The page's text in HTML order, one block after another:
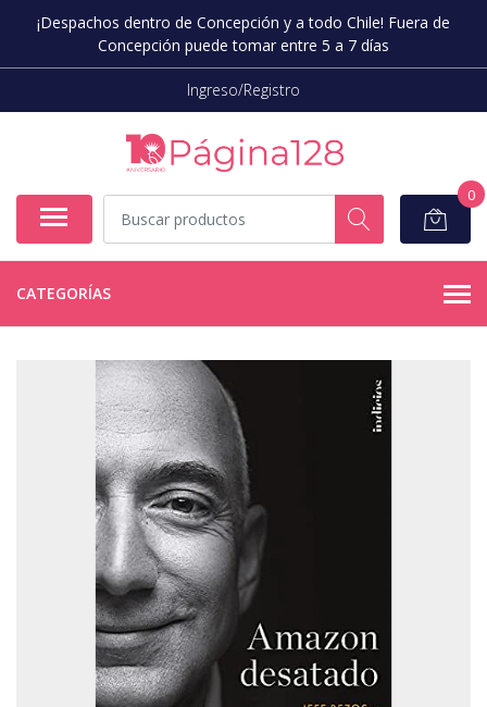
¡Despachos dentro de Concepción y a todo Chile! Fuera de
Concepción puede tomar entre 5 a 7 días
Ingreso/Registro
0
CATEGORÍAS